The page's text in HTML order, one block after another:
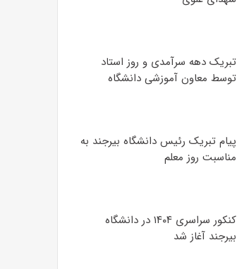
تبریک دهه سرآمدی و روز استاد
توسط معاون آموزشی دانشگاه
پیام تبریک رئیس دانشگاه بیرجند به
مناسبت روز معلم
کنکور سراسری ۱۴۰۴ در دانشگاه
بیرجند آغاز شد